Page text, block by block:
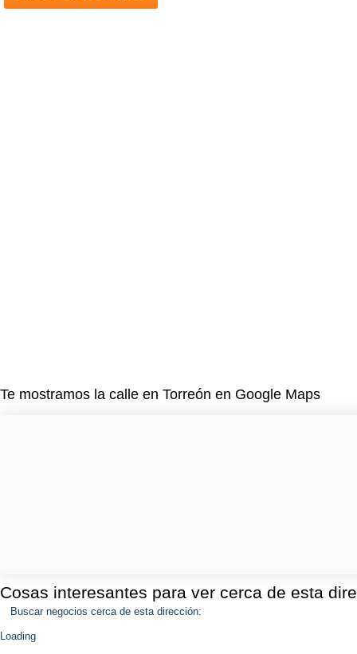
Te mostramos la calle en Torreón en Google Maps
Cosas interesantes para ver cerca de esta
Buscar negocios cerca de esta dirección:
Loading